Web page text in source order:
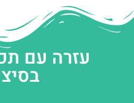
עזרה עם